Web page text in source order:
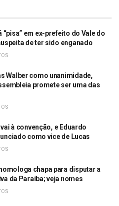
“pisa” em ex-prefeito do Vale do
de ter sido enganado
Walber como unanimidade,
promete ser uma das
à convenção, e Eduardo
como vice de Lucas
chapa para disputar a
da Paraíba; veja nomes